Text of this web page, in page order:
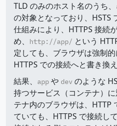
TLD のみのホスト名のうち、
の対象となっており、HSTS
仕組みにより、HTTPS 接続
め、
http://app/ という
定しても、ブラウザは強制的
HTTPS での接続へと書き換
結果、
app や dev のような
持つサービス（コンテナ）
テナ内のブラウザは、HTTP
ていても、HTTPS で接続し